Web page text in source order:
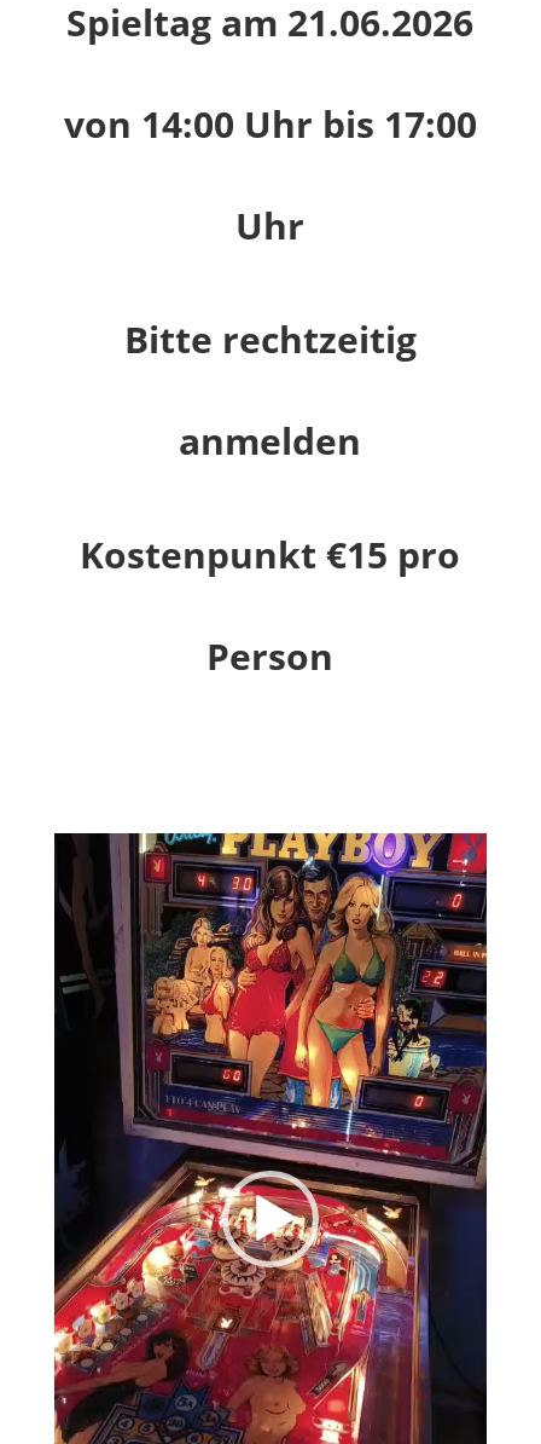
Spieltag am 21.06.2026
von 14:00 Uhr bis 17:00
Uhr
Bitte rechtzeitig
anmelden
Kostenpunkt €15 pro
Person
Video-